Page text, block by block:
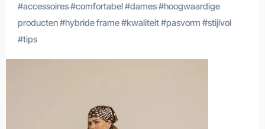
#accessoires#comfortabel#dames#hoogwaardige
producten#hybride frame#kwaliteit#pasvorm #stijlvol
#tips